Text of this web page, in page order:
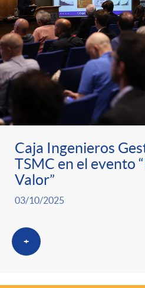
Caja Ingenieros
TSMC en el evento
Valor”
03/10/2025
+